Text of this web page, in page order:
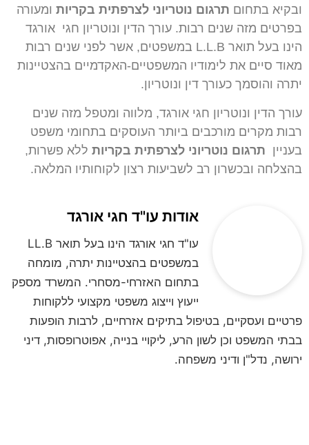
ובקיא בתחום תרגום נוטריוני לצרפתית בקריות ומעורה
בפרטים מזה שנים רבות. עורך הדין ונוטריון חגי אורגד
הינו בעל תואר L.L.B במשפטים, אשר לפני שנים רבות
מאוד סיים את לימודיו המשפטיים-האקדמיים בהצטיינות
יתרה והוסמך כעורך דין ונוטריון.
עורך הדין ונוטריון חגי אורגד, מלווה ומטפל מזה שנים
רבות מקרים מורכבים ביותר העוסקים בתחומי משפט
בעניין תרגום נוטריוני לצרפתית בקריות ללא פשרות,
בהצלחה ובכשרון רב לשביעות רצון לקוחותיו המלאה.
אודות עו"ד חגי אורגד
עו"ד חגי אורגד הינו בעל תואר LL.B
במשפטים בהצטיינות יתרה, מומחה
בתחום האזרחי-מסחרי. המשרד מספק
ייעוץ וייצוג משפטי מקצועי ללקוחות
פרטיים ועסקיים, בטיפול בתיקים אזרחיים, לרבות הופעות
בבתי המשפט וכן לשון הרע, ליקויי בנייה, אפוטרופסות, דיני
ירושה, נדל"ן ודיני משפחה.